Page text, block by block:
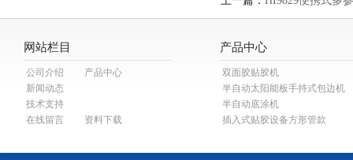
网站栏目
公司介绍
产品中心
新闻动态
技术支持
在线留言
资料下载
产品中心
双面胶贴胶机
半自动太阳能板手持式包边机
半自动底涂机
插入式贴胶设备方形管款